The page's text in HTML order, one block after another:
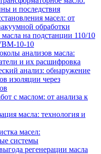
и последствия
масел: от
обработки
на подстанции 110/10
10-10
анализов масла:
и их расшифровка
анализ: обнаружение
изоляции через
с маслом: от анализа к
масла: технология и
масел:
системы
регенерации масла